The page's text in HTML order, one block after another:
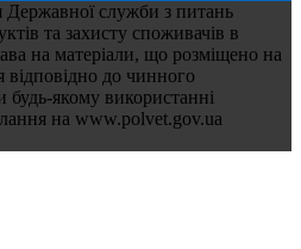
служби з питань
та захисту споживачів в
на матеріали, що розміщено на
відповідно до чинного
будь-якому використанні
на www.polvet.gov.ua